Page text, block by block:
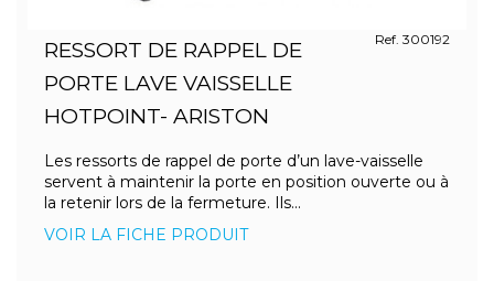
RESSORT DE RAPPEL DE
PORTE LAVE VAISSELLE
HOTPOINT- ARISTON
Ref. 300192
Les ressorts de rappel de porte d’un lave-vaisselle
servent à maintenir la porte en position ouverte ou à
la retenir lors de la fermeture. Ils...
VOIR LA FICHE PRODUIT